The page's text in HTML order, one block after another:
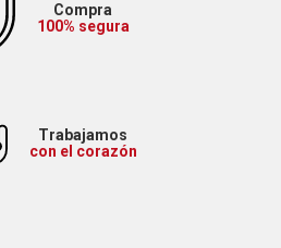
Compra
100% segura
Trabajamos
con el corazón